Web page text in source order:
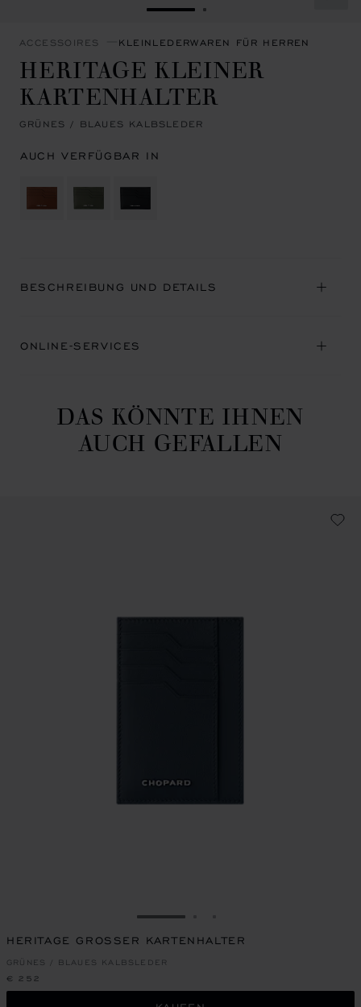
ZUR FOLIE GEHEN 1
ZUR FOLIE GEHEN 2
ACCESSOIRES KLEINLEDERWAREN FÜR HERREN
HERITAGE KLEINER
KARTENHALTER
GRÜNES / BLAUES KALBSLEDER
AUCH VERFÜGBAR IN
BESCHREIBUNG UND DETAILS
ONLINE-SERVICES
DAS KÖNNTE IHNEN
AUCH GEFALLEN
ZUR FOLIE GEHEN 1
HERITAGE GROSSER KARTENHALTER
GRÜNES / BLAUES KALBSLEDER
€ 252